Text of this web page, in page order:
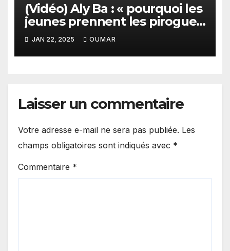
(Vidéo) Aly Ba : « pourquoi les
jeunes prennent les pirogues
pour se rendre en Europe »
JAN 22, 2025 OUMAR
Laisser un commentaire
Votre adresse e-mail ne sera pas publiée. Les
champs obligatoires sont indiqués avec *
Commentaire *